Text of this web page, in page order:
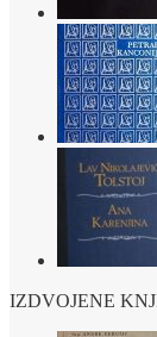
IZDVOJENE